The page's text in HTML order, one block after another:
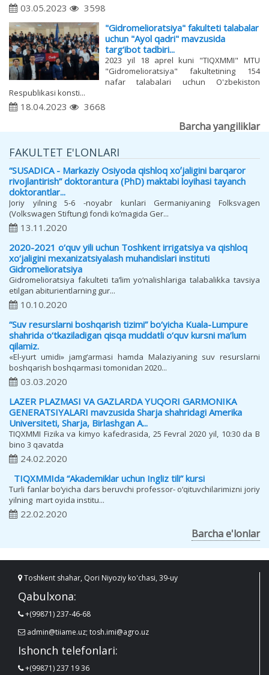
03.05.2023
3598
"Gidromelioratsiya" fakulteti talabalar
uchun "Ayol qadri" mavzusida
targ‘ibot tadbiri...
2023 yil 18 aprel kuni "TIQXMMI" MTU
"Gidromelioratsiya" fakultetining 154
nafar talabalari uchun O'zbekiston
Respublikasi konsti...
18.04.2023 3668
Barcha yangiliklar
FAKULTET E'LONLARI
“SUSADICA - Markaziy Osiyoda qishloq xoʼjaligini barqaror
rivojlantirish” doktorantura (PhD) maktabi loyihasi tayanch
doktorantlar...
Joriy yilning 5-6 -noyabr kunlari Germaniyaning Folksvagen
(Volkswagen Stiftung) fondi koʼmagida Ger...
13.11.2020
2020-2021 o‘quv yili uchun Toshkent irrigatsiya va qishloq
xo‘jaligini mexanizatsiyalash muhandislari instituti
Gidromelioratsiya
Gidromelioratsiya fakulteti ta’lim yo‘nalishlariga talabalikka tavsiya
etilgan abiturientlarning gur...
10.10.2020
“Suv resurslarni boshqarish tizimi” bo‘yicha Kuala-Lumpure
shahrida o‘tkaziladigan qisqa muddatli o‘quv kursni ma’lum
qilamiz.
«El-yurt umidi» jamg‘armasi hamda Malaziyaning suv resurslarni
boshqarish boshqarmasi tomonidan 2020...
03.03.2020
LAZER PLAZMASI VA GAZLARDA YUQORI GARMONIKA
GENERATSIYALARI mavzusida Sharja shahridagi Amerika
Universiteti, Sharja, Birlashgan A...
TIQXMMI Fizika va kimyo kafedrasida, 25 Fevral 2020 yil, 10:30 da B
bino 3 qavatda
24.02.2020
TIQXMMIda “Akademiklar uchun Ingliz tili” kursi
Turli fanlar bo‘yicha dars beruvchi professor- o‘qituvchilarimizni joriy
yilning mart oyida institu...
22.02.2020
Barcha e'lonlar
Toshkent shahar, Qori Niyoziy ko'chasi, 39-uy
Qabulxona:
+(99871) 237-46-68
admin@tiiame.uz; tosh.imi@agro.uz
Ishonch telefonlari:
+(99871) 237 19 36